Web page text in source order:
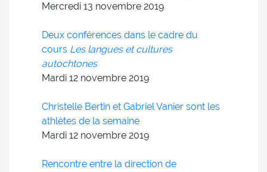
Mercredi 13 novembre 2019
Deux conférences dans le cadre du
cours Les langues et cultures
autochtones
Mardi 12 novembre 2019
Christelle Bertin et Gabriel Vanier sont les
athlètes de la semaine
Mardi 12 novembre 2019
Rencontre entre la direction de